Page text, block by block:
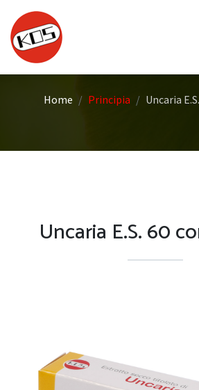
Home Principia Uncaria
Uncaria E.S. 60